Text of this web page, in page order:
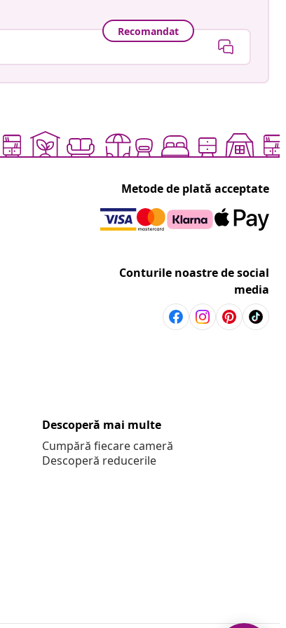
Recomandat
Metode de plată acceptate
Conturile noastre de social
media
Descoperă mai multe
Cumpără fiecare cameră
Descoperă reducerile